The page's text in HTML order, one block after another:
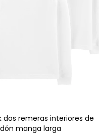
dos remeras interiores de
manga larga